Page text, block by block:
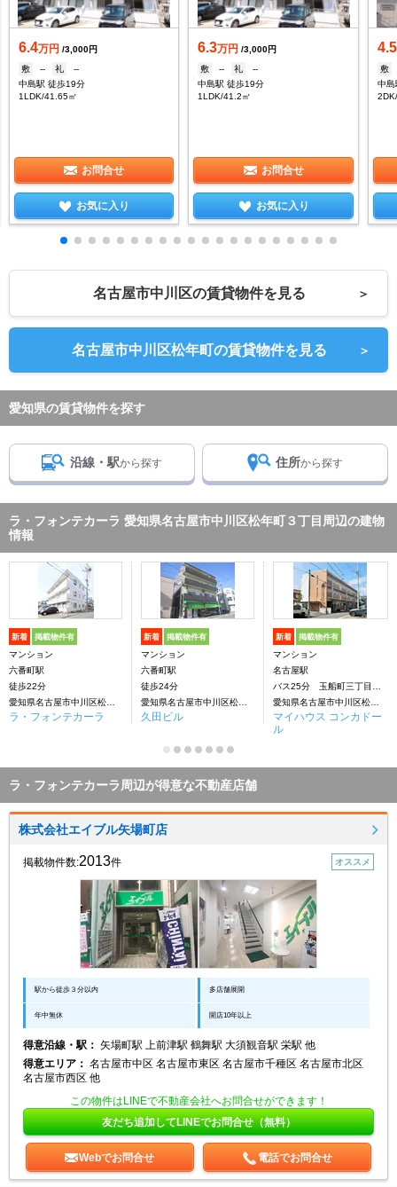
6.4万円 /3,000円
敷
-- 礼
--
中島駅 徒歩19分
1LDK/41.65㎡
お問合せ
お気に入り
6.3万円 /3,000円
敷
-- 礼
--
中島駅 徒歩19分
1LDK/41.2㎡
お問合せ
お気に入り
4.5
敷
中
名古屋市中川区の賃貸物件を見る ＞
名古屋市中川区松年町の賃貸物件を見る ＞
愛知県の賃貸物件を探す
沿線・駅から探す 住所から探す
ラ・フォンテカーラ 愛知県名古屋市中川区松年町３丁目周辺の建物
情報
新着 掲載物件有
マンション
六番町駅
徒歩22分
ラ・フォンテカーラ
新着 掲載物件有
マンション
六番町駅
徒歩24分
久田ビル
新着 掲載物件有
マンション
名古屋駅
バス25分 玉船町三丁目下車：停歩3分
マイハウス コンカドー
ル
ラ・フォンテカーラ周辺が得意な不動産店舗
株式会社エイブル矢場町店
掲載物件数:2013件 オススメ
駅から徒歩３分以内 多店舗展開
年中無休 開店10年以上
得意沿線・駅： 矢場町駅 上前津駅 鶴舞駅 大須観音駅 栄駅 他
得意エリア： 名古屋市中区 名古屋市東区 名古屋市千種区 名古屋市北区
名古屋市西区 他
この物件はLINEで不動産会社へお問合せができます！
友だち追加してLINEでお問合せ（無料）
Webでお問合せ 電話でお問合せ